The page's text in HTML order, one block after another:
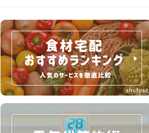
して、正しい食べ方を確認しましょ
う。大人の嗜みとして知っておきた
い新常識を解説します。